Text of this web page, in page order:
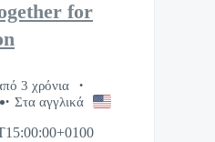
for
3 χρόνια
Στα αγγλικά